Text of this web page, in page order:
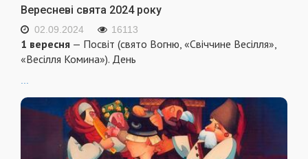
Вересневі свята 2024 року
02.09.2024 16113
1 вересня — Посвіт (свято Вогню, «Свіччине Весілля»,
«Весілля Комина»). День
...